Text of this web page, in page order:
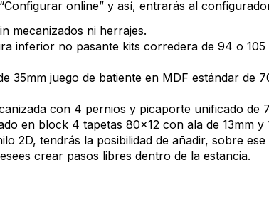
online” y así, entrarás al
mecanizados ni herrajes.
inferior no pasante kits corredera de 94 o
35mm juego de batiente en MDF estándar de
con 4 pernios y picaporte unificado
en block 4 tapetas 80x12 con ala de 13mm y
2D, tendrás la posibilidad de añadir, sobre
crear pasos libres dentro de la estancia.